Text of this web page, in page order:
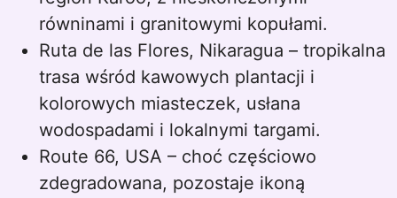
równinami i granitowymi kopułami.
Ruta de las Flores, Nikaragua – tropikalna
trasa wśród kawowych plantacji i
kolorowych miasteczek, usłana
wodospadami i lokalnymi targami.
Route 66, USA – choć częściowo
zdegradowana, pozostaje ikoną